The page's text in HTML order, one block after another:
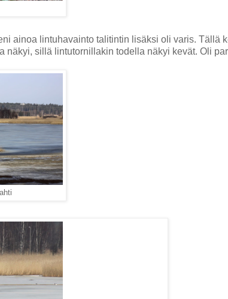
ainoa lintuhavainto talitintin lisäksi oli varis. Tällä
näkyi, sillä lintutornillakin todella näkyi kevät. Oli